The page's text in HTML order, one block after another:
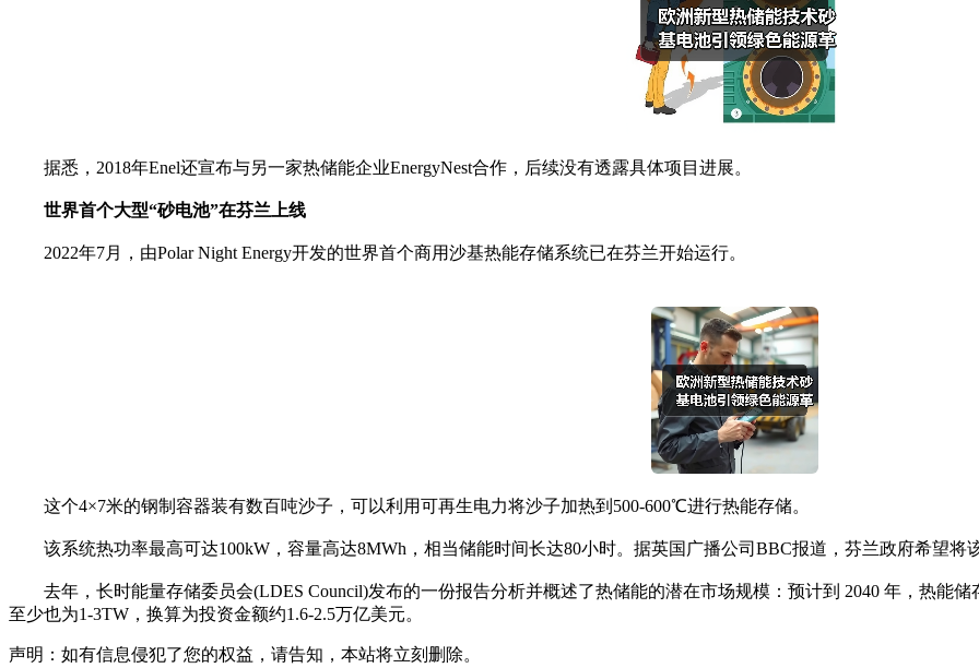
据悉，2018年Enel还宣布与另一家热储能企业EnergyNest合作，后续没有透露具体项目进展。
世界首个大型“砂电池”在芬兰上线
2022年7月，由Polar Night Energy开发的世界首个商用沙基热能存储系统已在芬兰开始运行。
这个4×7米的钢制容器装有数百吨沙子，可以利用可再生电力将沙子加热到500-600℃进行热能存储。
该系统热功率最高可达100kW，容量高达8MWh，相当储能时间长达80小时。据英国广播公司BBC报道，芬兰政府希望将
去年，长时能量存储委员会(LDES Council)发布的一份报告分析并概述了热储能的潜在市场规模：预计到 2040 年，热能储
至少也为1-3TW，换算为投资金额约1.6-2.5万亿美元。
声明：如有信息侵犯了您的权益，请告知，本站将立刻删除。